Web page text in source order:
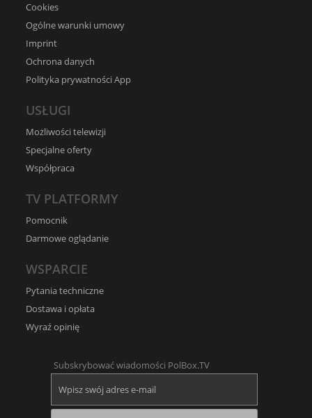
Cookies
Ogólne warunki umowy
Imprint
Ochrona danych
Polityka prywatności App
USŁUGI
Możliwości telewizji
Specjalne oferty
Współpraca
TV PLATFORMY
Pomocnik
Darmowe oglądanie
WSPARCIE
Pytania techniczne
Dostawa i opłata
Wyraź opinię
Subskrybować wiadomości PolBox.TV